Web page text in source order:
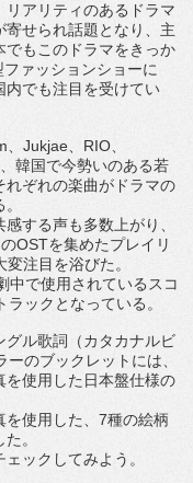
リアリティのあるドラマ
寄せられ話題となり、主
でもこのドラマをきっか
ファッションショーに
内でも注目を受けてい
Jukjae RIO
韓国で今勢いのある若
れぞれの楽曲がドラマの
。
する声も多数上がり、
OSTを集めたプレイリ
注目を浴びた。
中で使用されているスコ
ラックとなっている。
グル歌詞（カタカナルビ
ーのブックレットには、
を使用した日本盤仕様の
使用した、 7種の絵柄
。
ックしてみよう。